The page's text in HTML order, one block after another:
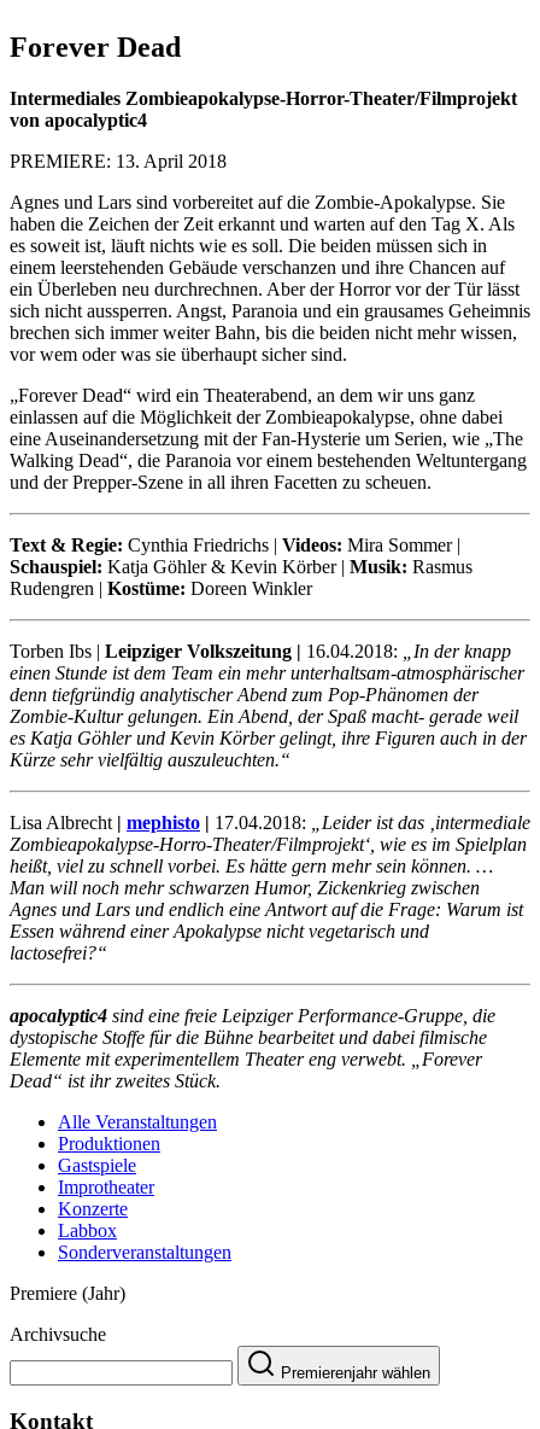
Forever Dead
Intermediales Zombieapokalypse-Horror-Theater/Filmprojekt
von apocalyptic4
PREMIERE: 13. April 2018
Agnes und Lars sind vorbereitet auf die Zombie-Apokalypse. Sie
haben die Zeichen der Zeit erkannt und warten auf den Tag X. Als
es soweit ist, läuft nichts wie es soll. Die beiden müssen sich in
einem leerstehenden Gebäude verschanzen und ihre Chancen auf
ein Überleben neu durchrechnen. Aber der Horror vor der Tür lässt
sich nicht aussperren. Angst, Paranoia und ein grausames Geheimnis
brechen sich immer weiter Bahn, bis die beiden nicht mehr wissen,
vor wem oder was sie überhaupt sicher sind.
„Forever Dead“ wird ein Theaterabend, an dem wir uns ganz
einlassen auf die Möglichkeit der Zombieapokalypse, ohne dabei
eine Auseinandersetzung mit der Fan-Hysterie um Serien, wie „The
Walking Dead“, die Paranoia vor einem bestehenden Weltuntergang
und der Prepper-Szene in all ihren Facetten zu scheuen.
Text & Regie: Cynthia Friedrichs | Videos: Mira Sommer |
Schauspiel: Katja Göhler & Kevin Körber | Musik: Rasmus
Rudengren | Kostüme: Doreen Winkler
Torben Ibs | Leipziger Volkszeitung | 16.04.2018:
„In der knapp
einen Stunde ist dem Team ein mehr unterhaltsam-atmosphärischer
denn tiefgründig analytischer Abend zum Pop-Phänomen der
Zombie-Kultur gelungen. Ein Abend, der Spaß macht- gerade weil
es Katja Göhler und Kevin Körber gelingt, ihre Figuren auch in der
Kürze sehr vielfältig auszuleuchten.“
Lisa Albrecht | mephisto | 17.04.2018: „Leider ist das ‚intermediale
Zombieapokalypse-Horro-Theater/Filmprojekt‘, wie es im Spielplan
heißt, viel zu schnell vorbei. Es hätte gern mehr sein können. …
Man will noch mehr schwarzen Humor, Zickenkrieg zwischen
Agnes und Lars und endlich eine Antwort auf die Frage: Warum ist
Essen während einer Apokalypse nicht vegetarisch und
lactosefrei?“
apocalyptic4 sind eine freie Leipziger Performance-Gruppe, die
dystopische Stoffe für die Bühne bearbeitet und dabei filmische
Elemente mit experimentellem Theater eng verwebt. „Forever
Dead“ ist ihr zweites Stück.
Alle Veranstaltungen
Produktionen
Gastspiele
Improtheater
Konzerte
Labbox
Sonderveranstaltungen
Premiere (Jahr)
Archivsuche
Premierenjahr wählen
Kontakt